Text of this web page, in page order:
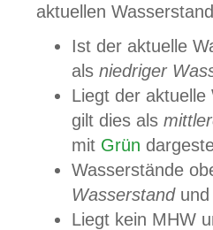
aktuellen
Ist der aktuelle
als niedriger
Liegt der
gilt dies als
mit Grün
Wasserstände
Wasserstandund
Liegt kein MHW